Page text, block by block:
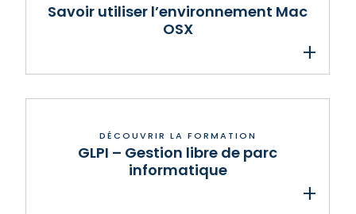
Savoir utiliser l’environnement Mac
OSX
GLPI – Gestion libre de parc
informatique